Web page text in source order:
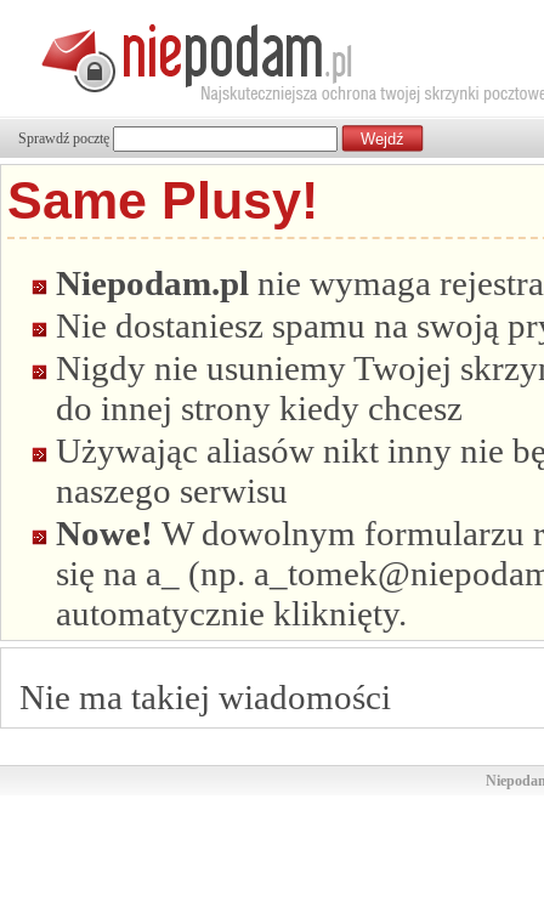
Sprawdź pocztę
Same Plusy!
Niepodam.pl nie wymaga
Nie dostaniesz spamu na swoją
Nigdy nie usuniemy Twojej
do innej strony kiedy chcesz
Używając aliasów nikt inny nie
naszego serwisu
Nowe! W dowolnym formularzu
się na a_ (np.
automatycznie kliknięty.
Nie ma takiej wiadomości